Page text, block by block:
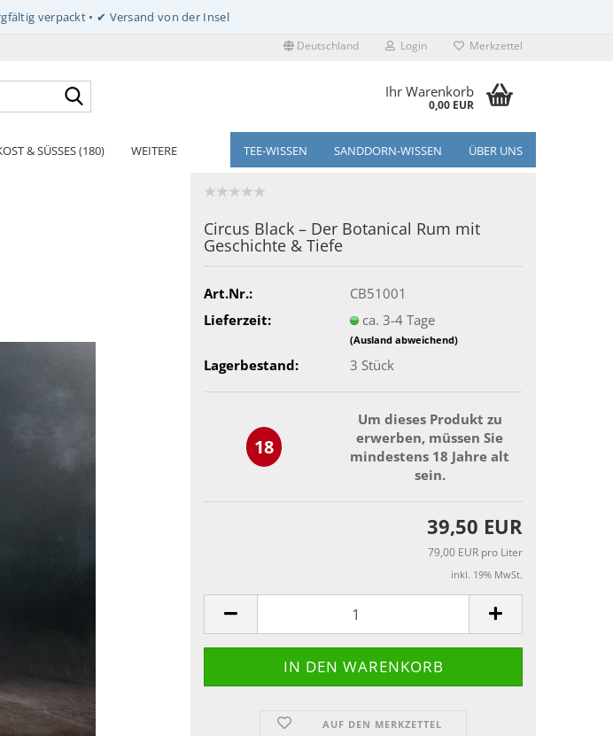
Deutschland Login Merkzettel
Ihr Warenkorb
0,00 EUR
& SÜSSES (180) TEE-WISSEN SANDDORN-WISSEN ÜBER UNS
WEITERE
Circus Black – Der Botanical Rum mit
Geschichte & Tiefe
Art.Nr.:
CB51001
Lieferzeit:
ca. 3-4 Tage
(Ausland abweichend)
Lagerbestand: 3 Stück
18
Um dieses Produkt zu
erwerben, müssen Sie
mindestens 18 Jahre alt
sein.
39,50 EUR
79,00 EUR pro Liter
inkl. 19% MwSt.
AUF DEN MERKZETTEL